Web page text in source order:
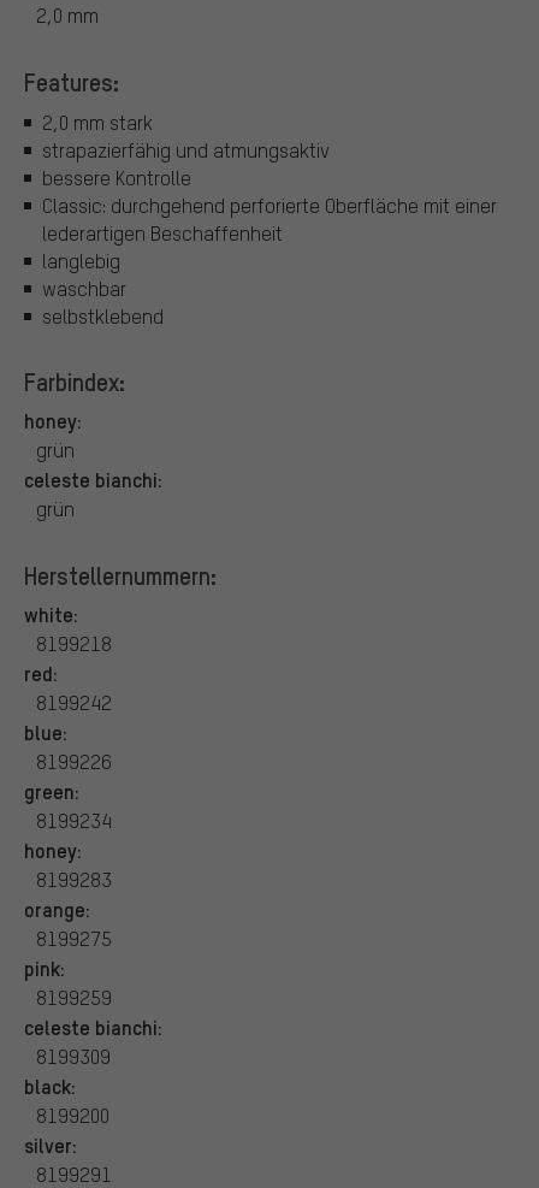
2,0 mm
Features:
2,0 mm stark
strapazierfähig und atmungsaktiv
bessere Kontrolle
Classic: durchgehend perforierte Oberfläche mit einer
lederartigen Beschaffenheit
langlebig
waschbar
selbstklebend
Farbindex:
honey:
grün
celeste bianchi:
grün
Herstellernummern:
white:
8199218
red:
8199242
blue:
8199226
green:
8199234
honey:
8199283
orange:
8199275
pink:
8199259
celeste bianchi:
8199309
black:
8199200
silver:
8199291